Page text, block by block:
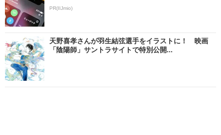
PR(IIJmio)
天野喜孝さんが羽生結弦選手をイラストに！ 映画
「陰陽師」サントラサイトで特別公開...